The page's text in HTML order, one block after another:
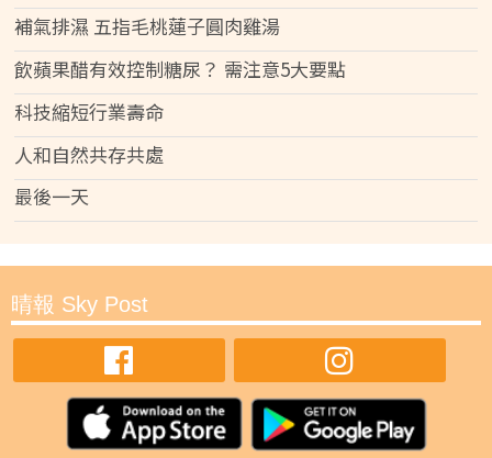
補氣排濕 五指毛桃蓮子圓肉雞湯
飲蘋果醋有效控制糖尿？ 需注意5大要點
科技縮短行業壽命
人和自然共存共處
最後一天
晴報 Sky Post